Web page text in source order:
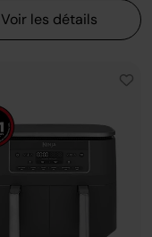
Voir les détails